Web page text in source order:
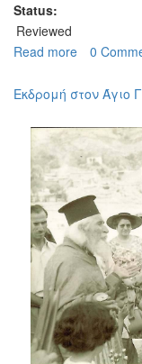
Status:
Reviewed
Read more about
0
Εκδρομή στον Άγιο